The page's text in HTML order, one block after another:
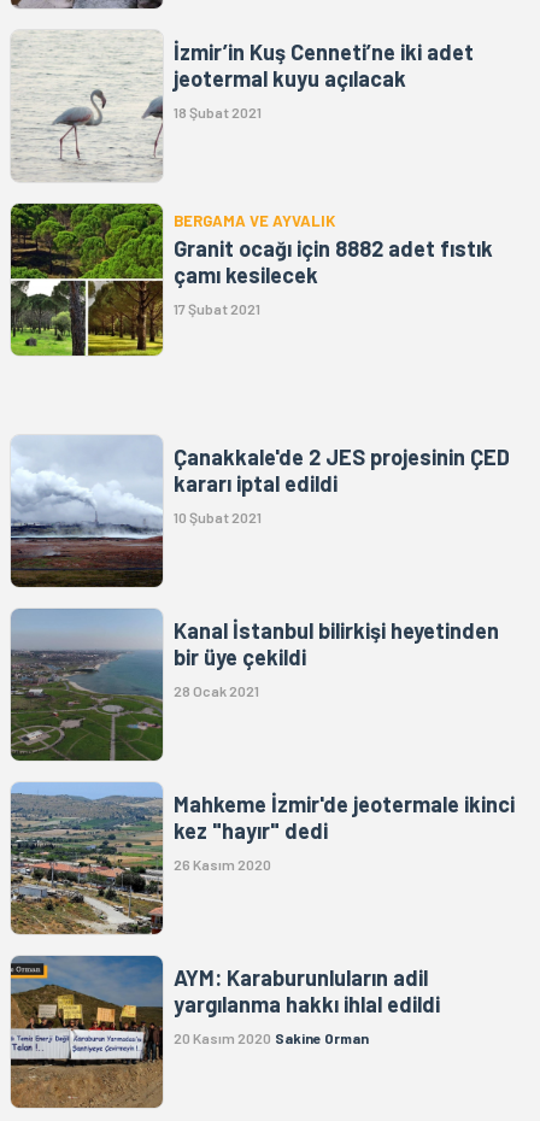
İzmir’in Kuş Cenneti’ne iki adet
jeotermal kuyu açılacak
18 Şubat 2021
BERGAMA VE AYVALIK
Granit ocağı için 8882 adet fıstık
çamı kesilecek
17 Şubat 2021
Çanakkale'de 2 JES projesinin ÇED
kararı iptal edildi
10 Şubat 2021
Kanal İstanbul bilirkişi heyetinden
bir üye çekildi
28 Ocak 2021
Mahkeme İzmir'de jeotermale ikinci
kez "hayır" dedi
26 Kasım 2020
AYM: Karaburunluların adil
yargılanma hakkı ihlal edildi
20 Kasım 2020 Sakine Orman